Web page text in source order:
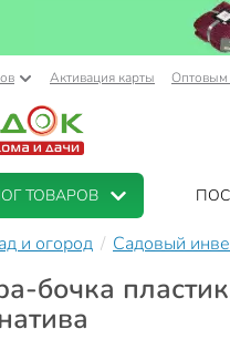
Активация карты Оптовым
ТОВАРОВ
и огород Садовый
бочка